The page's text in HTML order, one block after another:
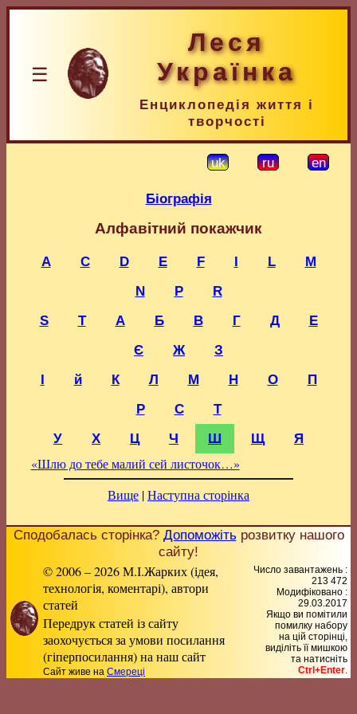
☰
Леся
Українка
Енциклопедія життя і
творчості
uk ru en
Біографія
Алфавітний покажчик
A C D E F I L
M
N
P
R
S
T А Б В Г Д
Е
Є
Ж
З
І
й К Л М Н О
П
Р
С
Т
У
Х Ц Ч Ш Щ Я
«Шлю до тебе малий сей листочок…»
Вище |Наступна сторінка
Сподобалась сторінка? Допоможітьрозвитку нашого
сайту!
© 2006 – 2026 М.І.Жарких (ідея,
технологія, коментарі), автори
статей
Передрук статей із сайту
заохочується за умови посилання
(гіперпосилання) на наш сайт
Сайт живе на Смереці
Число завантажень :
213 472
Модифіковано :
29.03.2017
Якщо ви помітили
помилку набору
на цiй сторiнцi,
видiлiть її мишкою
та натисніть
Ctrl+Enter.